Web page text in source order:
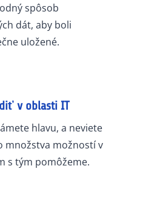
spôsob
dát, aby boli
uložené.
v oblasti IT
hlavu, a neviete
množstva možností v
s tým pomôžeme.